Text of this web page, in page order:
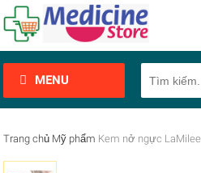
MENU
Trang chủ Mỹ phẩm Kem nở ngực LaMilee